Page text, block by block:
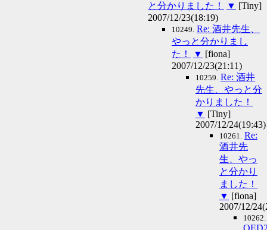
と分かりました！
▼ [Tiny]
2007/12/23(18:19)
10249. Re: 酒井先生、
やっと分かりまし
た！
▼ [fiona]
2007/12/23(21:11)
10259. Re: 酒井
先生、やっと分
かりました！
▼ [Tiny]
2007/12/24(19:43)
10261.
Re:
酒井先
生、やっ
と分かり
ました！
▼ [fiona]
2007/12/
10262.